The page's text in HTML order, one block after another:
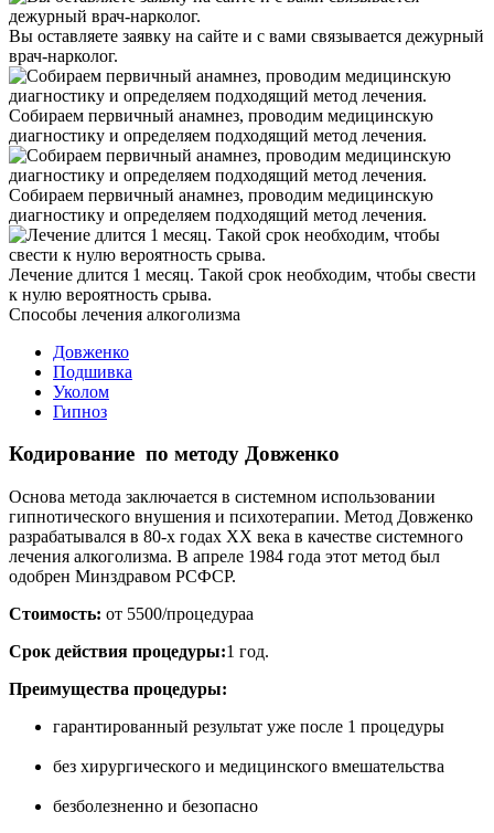
Вы оставляете заявку на сайте и с вами связывается дежурный
врач-нарколог.
Собираем первичный анамнез, проводим медицинскую
диагностику и определяем подходящий метод лечения.
Собираем первичный анамнез, проводим медицинскую
диагностику и определяем подходящий метод лечения.
Лечение длится 1 месяц. Такой срок необходим, чтобы свести
к нулю вероятность срыва.
Способы лечения алкоголизма
Довженко
Подшивка
Уколом
Гипноз
Кодирование по методу Довженко
Основа метода заключается в системном использовании
гипнотического внушения и психотерапии. Метод Довженко
разрабатывался в 80-х годах ХХ века в качестве системного
лечения алкоголизма. В апреле 1984 года этот метод был
одобрен Минздравом РСФСР.
Стоимость: от 5500/процедураа
Срок действия процедуры:1 год.
Преимущества процедуры:
гарантированный результат уже после 1 процедуры
без хирургического и медицинского вмешательства
безболезненно и безопасно